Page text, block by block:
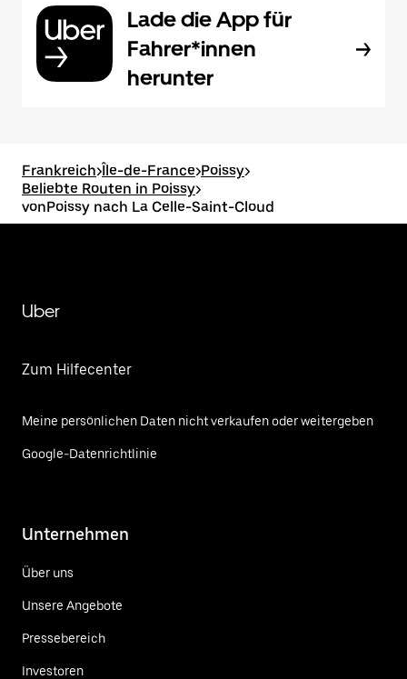
Lade die App für
Fahrer*innen
herunter
Frankreich>Île-de-France>Poissy>
Beliebte Routen in Poissy>
vonPoissy nach La Celle-Saint-Cloud
Uber
Zum Hilfecenter
Meine persönlichen Daten nicht verkaufen oder weitergeben
Google-Datenrichtlinie
Unternehmen
Über uns
Unsere Angebote
Pressebereich
Investoren